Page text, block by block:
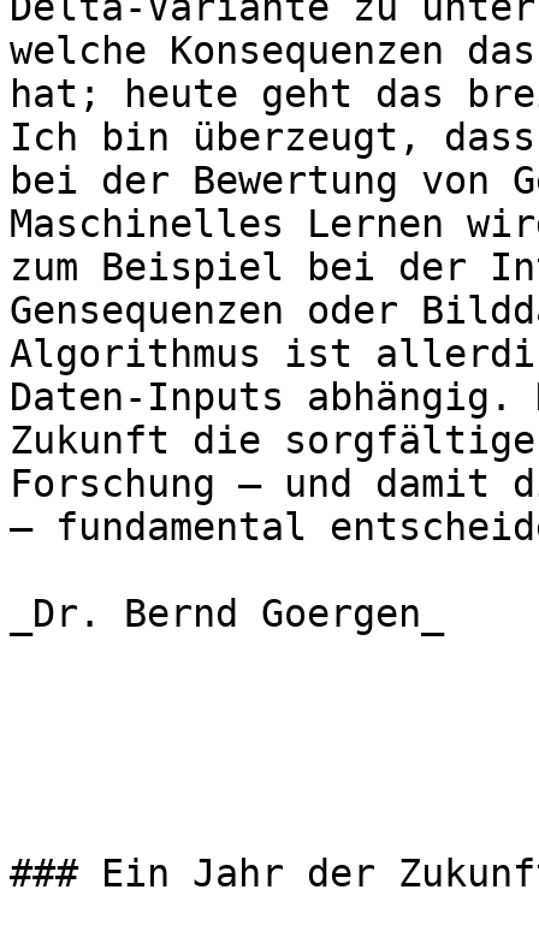
welche Konsequenzen
hat; heute geht das
Ich bin überzeugt,
bei der Bewertung von
Maschinelles Lernen
zum Beispiel bei der
Gensequenzen oder
Algorithmus ist
Daten-Inputs
Zukunft die
Forschung – und damit
– fundamental
_Dr. Bernd Goergen_
### Ein Jahr der